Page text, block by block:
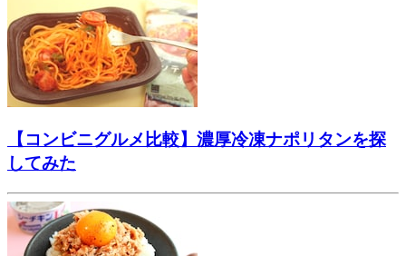
【コンビニグルメ比較】濃厚冷凍ナポリタンを探
してみた